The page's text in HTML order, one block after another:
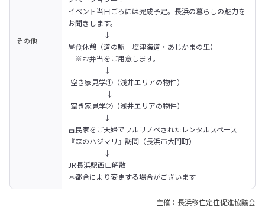
その他
イベント当日ごろには完成予定。長浜の暮らしの魅力を
お聞きします。
↓
昼食休憩（道の駅　塩津海道・あじかまの里）
※お弁当をご用意します。
↓
↓
古民家をご夫婦でフルリノベされたレンタルスペース
『森のハジマリ』訪問（長浜市大門町）
↓
JR長浜駅西口解散
＊都合により変更する場合がございます
主催：長浜移住定住促進協議会